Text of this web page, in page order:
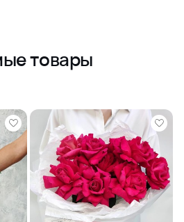
товары